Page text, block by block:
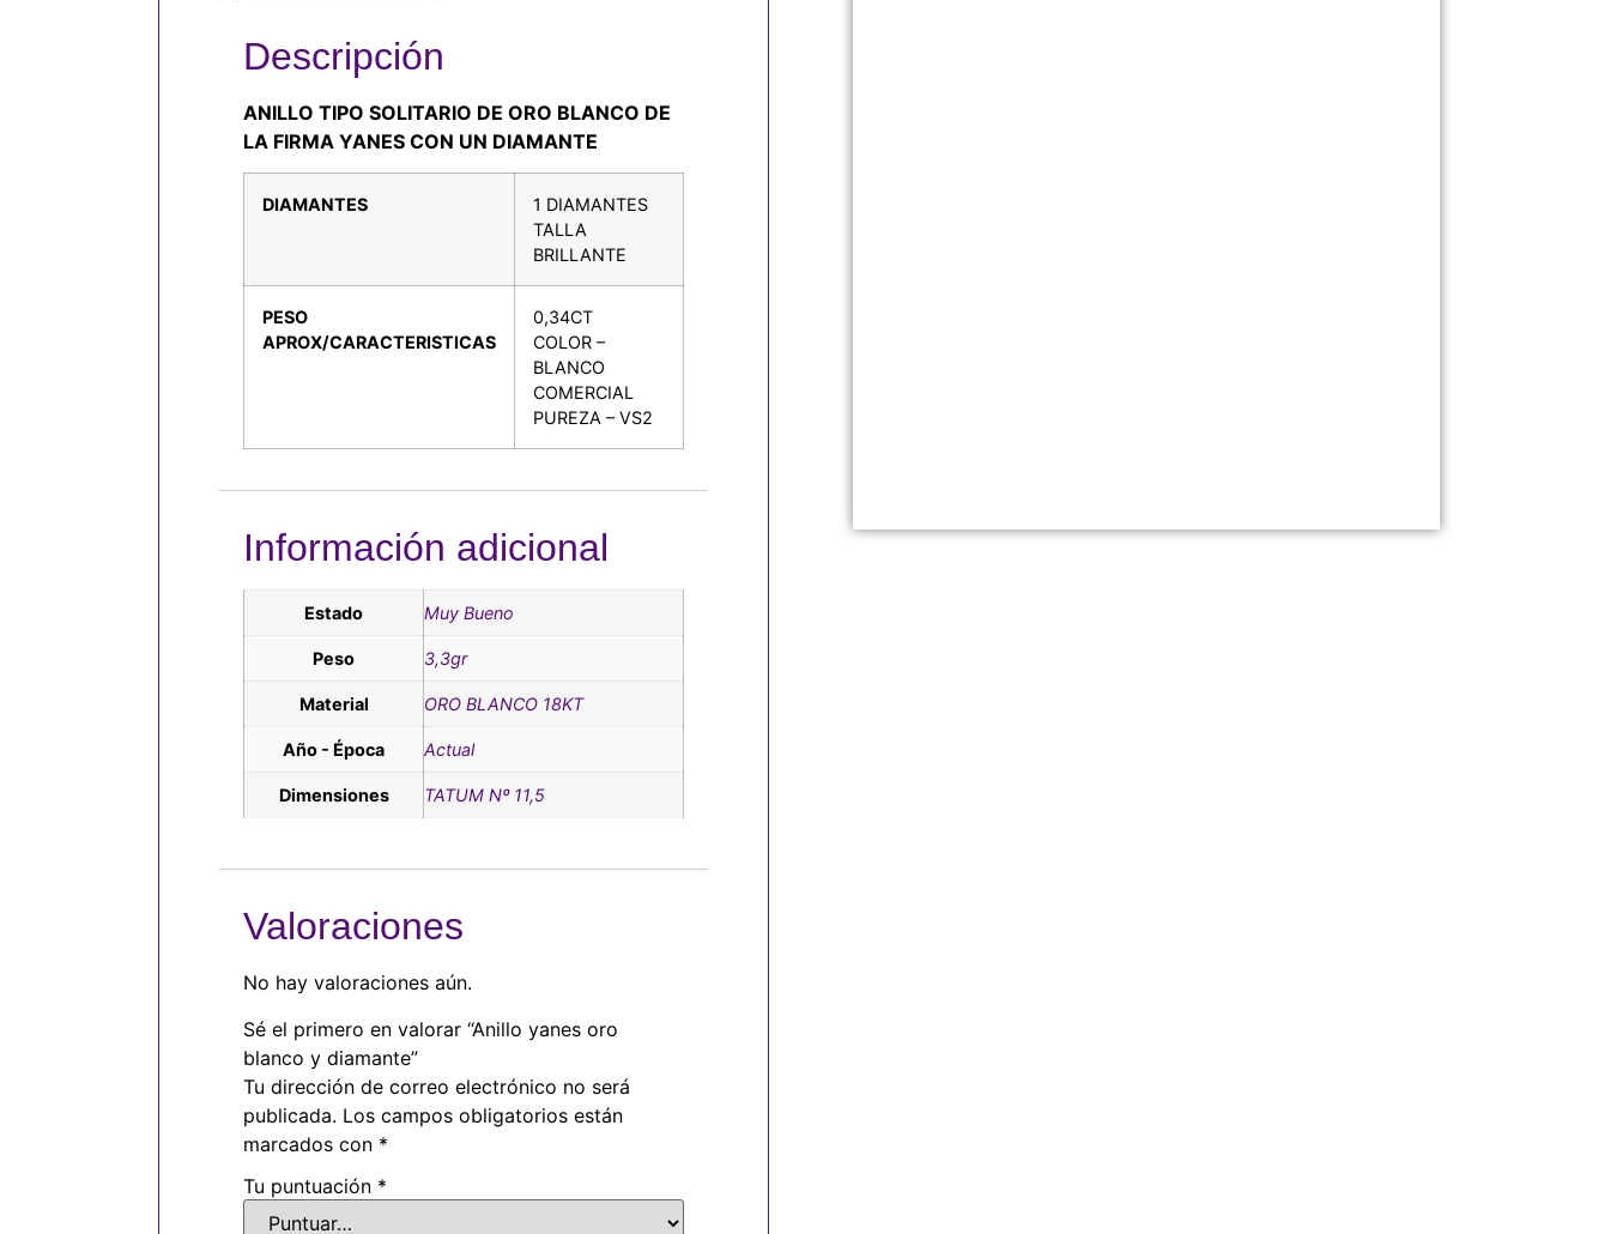
Descripción
ANILLO TIPO SOLITARIO DE ORO BLANCO DE
LA FIRMA YANES CON UN DIAMANTE
DIAMANTES
1 DIAMANTES
TALLA
BRILLANTE
PESO
APROX/CARACTERISTICAS
0,34CT
COLOR –
BLANCO
COMERCIAL
PUREZA – VS2
Información adicional
Estado Muy Bueno
Peso 3,3gr
Material ORO BLANCO 18KT
Año - Época Actual
Dimensiones TATUM Nº 11,5
Valoraciones
No hay valoraciones aún.
Sé el primero en valorar “Anillo yanes oro
blanco y diamante”
Tu dirección de correo electrónico no será
publicada. Los campos obligatorios están
marcados con *
Tu puntuación *